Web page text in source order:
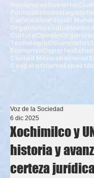
NacionalesGobierno
Política
Estados
CienciaAlcaldíasEl
OrganismosSaludMedio
CulturaOpinión
TecnologíaColumnistas
EconomíaDeportes
Ciudad MéxicoNacional
Cooperativismo
Xochimilco y
historia y
certeza
Voz de la Sociedad
6 dic 2025